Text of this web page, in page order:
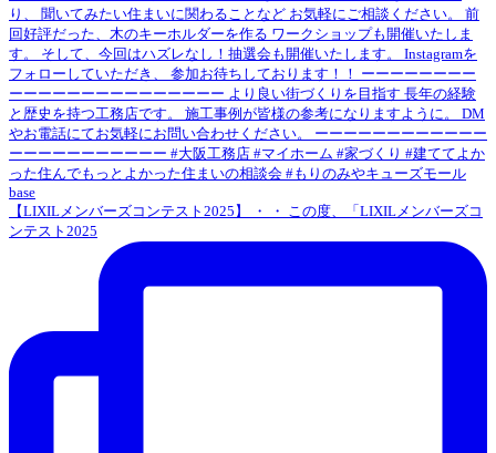
【LIXILメンバーズコンテスト2025】 ・ ・ この度、「LIXILメンバーズコ
ンテスト2025